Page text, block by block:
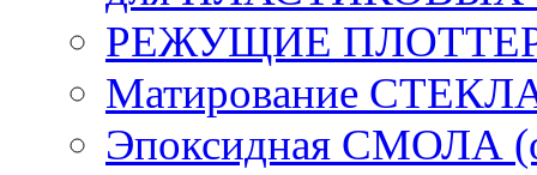
РЕЖУЩИЕ
Матирование
Эпоксидная СМОЛА